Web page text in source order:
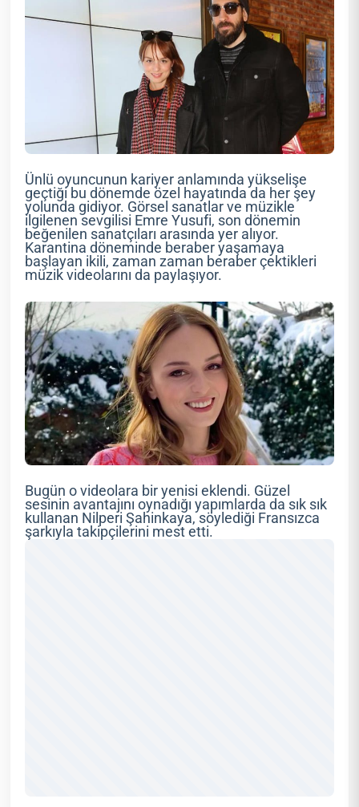
Ünlü oyuncunun kariyer anlamında yükselişe
geçtiği bu dönemde özel hayatında da her şey
yolunda gidiyor. Görsel sanatlar ve müzikle
ilgilenen sevgilisi Emre Yusufi, son dönemin
beğenilen sanatçıları arasında yer alıyor.
Karantina döneminde beraber yaşamaya
başlayan ikili, zaman zaman beraber çektikleri
müzik videolarını da paylaşıyor.
Bugün o videolara bir yenisi eklendi. Güzel
sesinin avantajını oynadığı yapımlarda da sık sık
kullanan Nilperi Şahinkaya, söylediği Fransızca
şarkıyla takipçilerini mest etti.